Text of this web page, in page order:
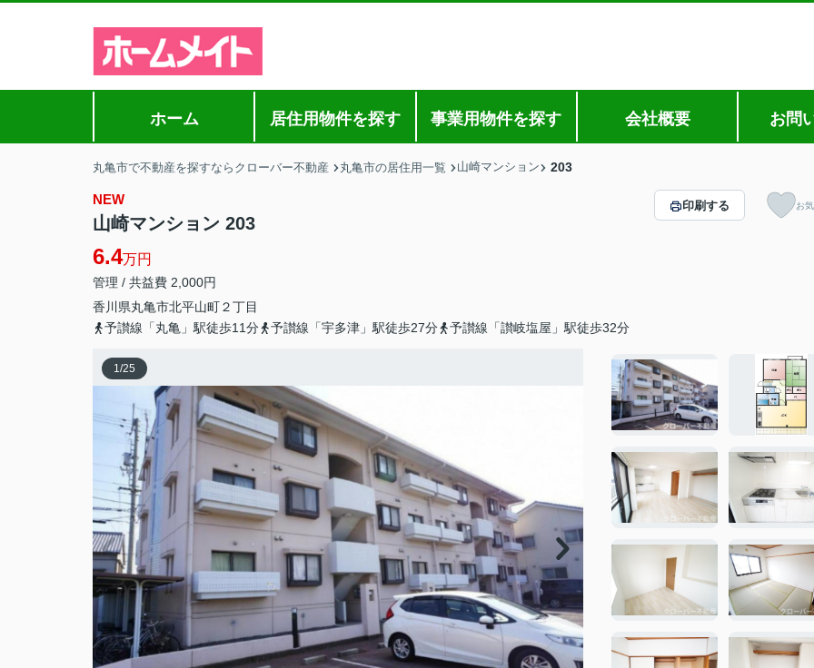
ホーム 居住用物件を探す 事業用物件を探す 会社概要 お問
丸亀市で不動産を探すならクローバー不動産 丸亀市の居住用一覧 山崎マンション 203
NEW
山崎マンション 203
6.4万円
管理 / 共益費 2,000円
香川県丸亀市北平山町２丁目
予讃線「丸亀」駅徒歩11分
予讃線「宇多津」駅徒歩27分 予讃線「讃岐塩屋」駅徒歩32分
印刷する お
1/25